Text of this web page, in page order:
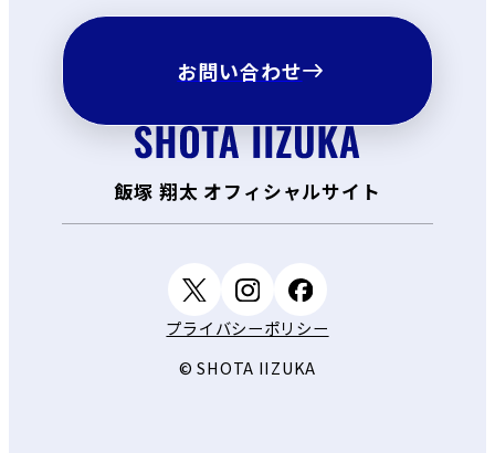
飯塚 翔太 オフィシャルサイト
お問い合わせ
プライバシーポリシー
© SHOTA IIZUKA